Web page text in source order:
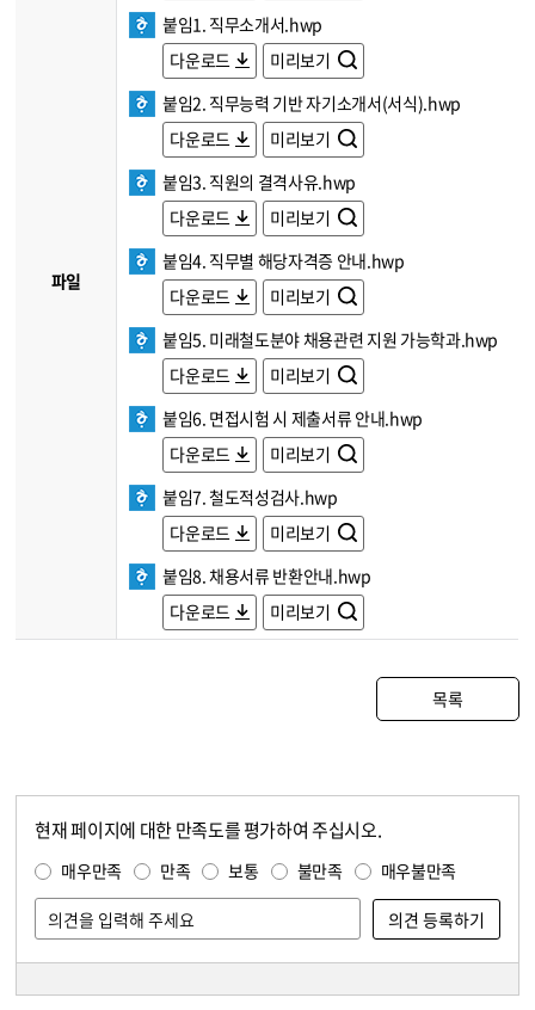
파일
붙임1. 직무소개서.hwp
다운로드
미리보기
붙임2. 직무능력 기반 자기소개서(서식).hwp
다운로드
미리보기
붙임3. 직원의 결격사유.hwp
다운로드
미리보기
붙임4. 직무별 해당자격증 안내.hwp
다운로드
미리보기
붙임5. 미래철도분야 채용관련 지원 가능학과.hwp
다운로드
미리보기
붙임6. 면접시험 시 제출서류 안내.hwp
다운로드
미리보기
붙임7. 철도적성검사.hwp
다운로드
미리보기
붙임8. 채용서류 반환안내.hwp
다운로드
미리보기
목록
현재 페이지에 대한 만족도를 평가하여 주십시오.
매우만족 만족 보통 불만족 매우불만족